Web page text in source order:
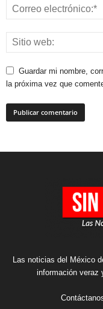
Guardar mi nombre,
la próxima vez que
Las noticias del México
información veraz